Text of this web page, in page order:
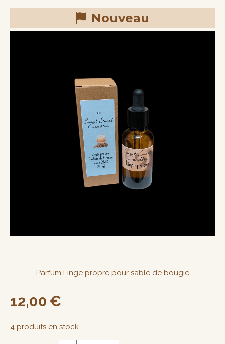
Nouveau
Parfum Linge propre pour sable de bougie
12,00 €
4 produits en stock